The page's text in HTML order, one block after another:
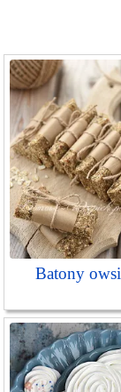
Batony